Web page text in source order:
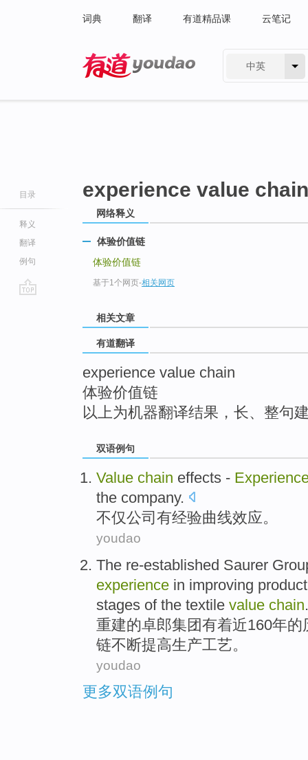
词典 翻译 有道精品课 云笔记
中英
目录
释义
翻译
例句
experience value chain
网络释义
体验价值链
体验价值链
基于1个网页-相关网页
相关文章
有道翻译
experience value chain
体验价值链
以上为机器翻译结果，长、整句
双语例句
Value chain effects -
the company.
不仅公司 有经验曲线效应。
youdao
The re-established Saurer
experience in improving
stages of the textile value chain.
重建的卓郎集团有着近160年的
链不断提高生产工艺。
youdao
更多双语例句